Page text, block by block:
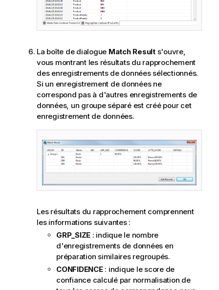
La boîte de dialogue Match Results'ouvre,
vous montrant les résultats du rapprochement
des enregistrements de données sélectionnés.
Si un enregistrement de données ne
correspond pas à d'autres enregistrements de
données, un groupe séparé est créé pour cet
enregistrement de données.
Les résultats du rapprochement comprennent
les informations suivantes :
GRP_SIZE : indique le nombre
d'enregistrements de données en
préparation similaires regroupés.
CONFIDENCE: indique le score de
confiance calculé par normalisation de